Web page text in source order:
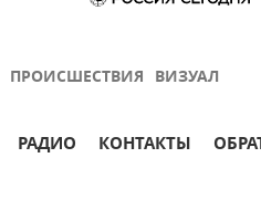
ПРОИСШЕСТВИЯ ВИЗУАЛ
РАДИО КОНТАКТЫ